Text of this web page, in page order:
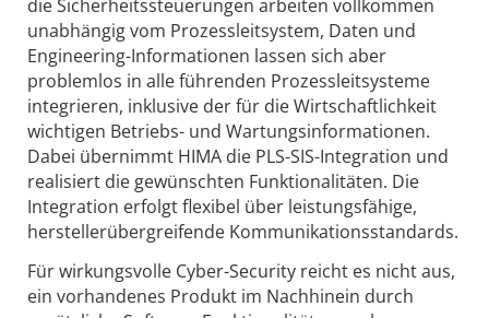
die Sicherheitssteuerungen arbeiten vollkommen
unabhängig vom Prozessleitsystem, Daten und
Engineering-Informationen lassen sich aber
problemlos in alle führenden Prozessleitsysteme
integrieren, inklusive der für die Wirtschaftlichkeit
wichtigen Betriebs- und Wartungsinformationen.
Dabei übernimmt HIMA die PLS-SIS-Integration und
realisiert die gewünschten Funktionalitäten. Die
Integration erfolgt flexibel über leistungsfähige,
herstellerübergreifende Kommunikationsstandards.
Für wirkungsvolle Cyber-Security reicht es nicht aus,
ein vorhandenes Produkt im Nachhinein durch